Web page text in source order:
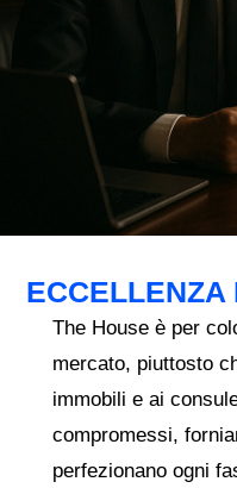
ECCELLENZA
The House è per
mercato, piuttosto
immobili e ai
compromessi,
perfezionano ogni